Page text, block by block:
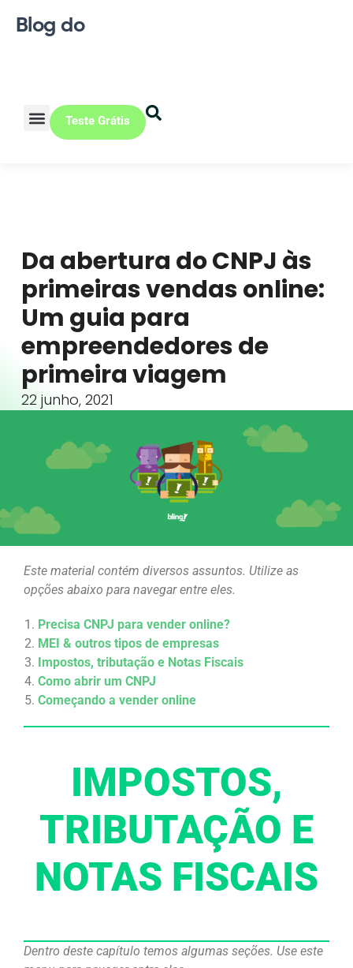
Blog do
Teste Grátis
Da abertura do CNPJ às
primeiras vendas online:
Um guia para
empreendedores de
primeira viagem
22 junho, 2021
Este material contém diversos assuntos. Utilize as
opções abaixo para navegar entre eles.
Precisa CNPJ para vender online?
MEI & outros tipos de empresas
Impostos, tributação e Notas Fiscais
Como abrir um CNPJ
Começando a vender online
IMPOSTOS,
TRIBUTAÇÃO E
NOTAS FISCAIS
Dentro deste capítulo temos algumas seções. Use este